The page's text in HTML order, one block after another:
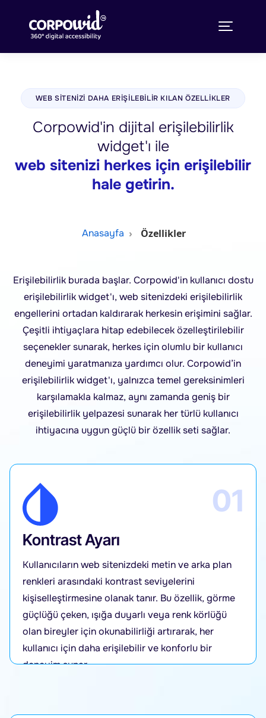
WEB SITENIZI DAHA ERIŞILEBILIR KILAN ÖZELLIKLER
Corpowid'in dijital erişilebilirlik
widget'ı ile
web sitenizi herkes için erişilebilir
hale getirin.
Anasayfa Özellikler
Erişilebilirlik burada başlar. Corpowid'in kullanıcı dostu
erişilebilirlik widget'ı, web sitenizdeki erişilebilirlik
engellerini ortadan kaldırarak herkesin erişimini sağlar.
Çeşitli ihtiyaçlara hitap edebilecek özelleştirilebilir
seçenekler sunarak, herkes için olumlu bir kullanıcı
deneyimi yaratmanıza yardımcı olur. Corpowid’in
erişilebilirlik widget'ı, yalnızca temel gereksinimleri
karşılamakla kalmaz, aynı zamanda geniş bir
erişilebilirlik yelpazesi sunarak her türlü kullanıcı
ihtiyacına uygun güçlü bir özellik seti sağlar.
01
Kontrast Ayarı
Kullanıcıların web sitenizdeki metin ve arka plan
renkleri arasındaki kontrast seviyelerini
kişiselleştirmesine olanak tanır. Bu özellik, görme
güçlüğü çeken, ışığa duyarlı veya renk körlüğü
olan bireyler için okunabilirliği artırarak, her
kullanıcı için daha erişilebilir ve konforlu bir
deneyim sunar.